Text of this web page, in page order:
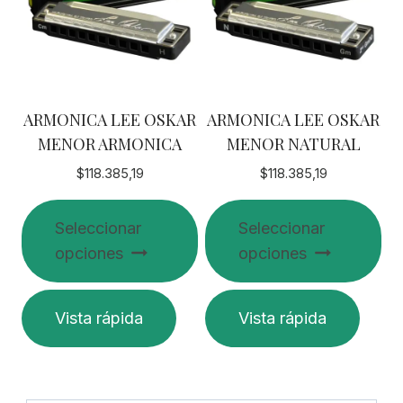
ARMONICA LEE OSKAR
MENOR ARMONICA
$118.385,19
Seleccionar
opciones
Este
producto
tiene
variantes.
Vista rápida
ARMONICA LEE OSKAR
MENOR NATURAL
$118.385,19
Seleccionar
opciones
Este
producto
tiene
variantes.
Vista rápida